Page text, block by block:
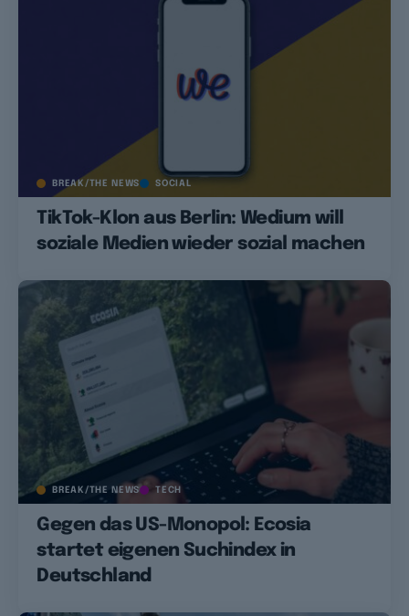
BREAK/THE NEWS SOCIAL
TikTok-Klon aus Berlin: Wedium will
soziale Medien wieder sozial machen
BREAK/THE NEWS TECH
Gegen das US-Monopol: Ecosia
startet eigenen Suchindex in
Deutschland